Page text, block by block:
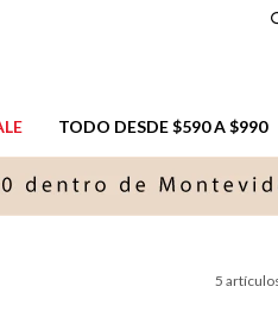
TODO DESDE $590 A $990
5